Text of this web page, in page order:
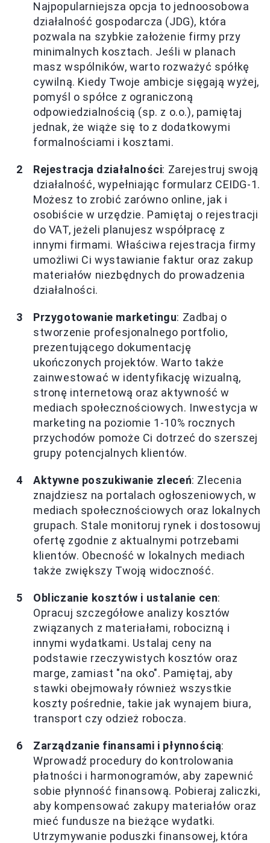
Najpopularniejsza opcja to jednoosobowa
działalność gospodarcza (JDG), która
pozwala na szybkie założenie firmy przy
minimalnych kosztach. Jeśli w planach
masz wspólników, warto rozważyć spółkę
cywilną. Kiedy Twoje ambicje sięgają wyżej,
pomyśl o spółce z ograniczoną
odpowiedzialnością (sp. z o.o.), pamiętaj
jednak, że wiąże się to z dodatkowymi
formalnościami i kosztami.
Rejestracja działalności: Zarejestruj swoją
działalność, wypełniając formularz CEIDG-1.
Możesz to zrobić zarówno online, jak i
osobiście w urzędzie. Pamiętaj o rejestracji
do VAT, jeżeli planujesz współpracę z
innymi firmami. Właściwa rejestracja firmy
umożliwi Ci wystawianie faktur oraz zakup
materiałów niezbędnych do prowadzenia
działalności.
Przygotowanie marketingu: Zadbaj o
stworzenie profesjonalnego portfolio,
prezentującego dokumentację
ukończonych projektów. Warto także
zainwestować w identyfikację wizualną,
stronę internetową oraz aktywność w
mediach społecznościowych. Inwestycja w
marketing na poziomie 1-10% rocznych
przychodów pomoże Ci dotrzeć do szerszej
grupy potencjalnych klientów.
Aktywne poszukiwanie zleceń: Zlecenia
znajdziesz na portalach ogłoszeniowych, w
mediach społecznościowych oraz lokalnych
grupach. Stale monitoruj rynek i dostosowuj
ofertę zgodnie z aktualnymi potrzebami
klientów. Obecność w lokalnych mediach
także zwiększy Twoją widoczność.
Obliczanie kosztów i ustalanie cen:
Opracuj szczegółowe analizy kosztów
związanych z materiałami, robocizną i
innymi wydatkami. Ustalaj ceny na
podstawie rzeczywistych kosztów oraz
marge, zamiast "na oko". Pamiętaj, aby
stawki obejmowały również wszystkie
koszty pośrednie, takie jak wynajem biura,
transport czy odzież robocza.
Zarządzanie finansami i płynnością:
Wprowadź procedury do kontrolowania
płatności i harmonogramów, aby zapewnić
sobie płynność finansową. Pobieraj zaliczki,
aby kompensować zakupy materiałów oraz
mieć fundusze na bieżące wydatki.
Utrzymywanie poduszki finansowej, która